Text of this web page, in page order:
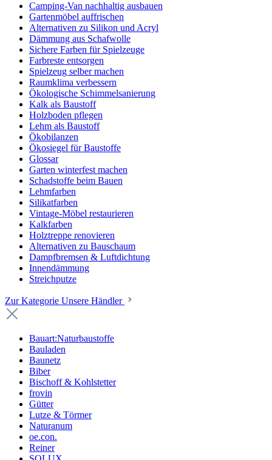
Camping-Van nachhaltig ausbauen
Gartenmöbel auffrischen
Alternativen zu Silikon und Acryl
Dämmung aus Schafwolle
Sichere Farben für Spielzeuge
Farbreste entsorgen
Spielzeug selber machen
Raumklima verbessern
Ökologische Schimmelsanierung
Kalk als Baustoff
Holzboden pflegen
Lehm als Baustoff
Ökobilanzen
Ökosiegel für Baustoffe
Glossar
Garten winterfest machen
Schadstoffe beim Bauen
Lehmfarben
Silikatfarben
Vintage-Möbel restaurieren
Kalkfarben
Holztreppe renovieren
Alternativen zu Bauschaum
Dampfbremsen & Luftdichtung
Innendämmung
Streichputze
Zur Kategorie Unsere Händler
Bauart:Naturbaustoffe
Bauladen
Baunetz
Biber
Bischoff & Kohlstetter
frovin
Gütter
Lutze & Törmer
Naturanum
oe.con.
Reiner